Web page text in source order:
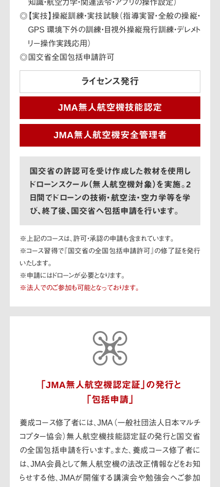
知識・航空力学・関連法令・アプリの操作設定）
【実技】操縦訓練・実技試験（指導実習・全般の操縦・
GPS 環境下外の訓練・目視外操縦飛行訓練・デレメト
リー操作実践応用）
国交省全国包括申請許可
ライセンス発行
JMA無人航空機技能認定
JMA無人航空機安全管理者
国交省の許認可を受け作成した教材を使用し
ドローンスクール（無人航空機対象）を実施。2
日間でドローンの技術・航空法・空力学等を学
び、終了後、国交省へ包括申請を行います。
※上記のコースは、許可・承認の申請も含まれています。
※コース習得で『国交省の全国包括申請許可』の修了証を発行
いたします。
※申請にはドローンが必要となります。
※法人でのご参加も可能となっております。
「JMA無人航空機認定証」の発行と
「包括申請」
養成コース修了者には、JMA（一般社団法人日本マルチ
コプター協会）無人航空機技能認定証の発行と国交省
の全国包括申請を行います。また、養成コース修了者に
は、JMA会員として無人航空機の法改正情報などをお知
らせする他、JMAが開催する講演会や勉強会へご参加